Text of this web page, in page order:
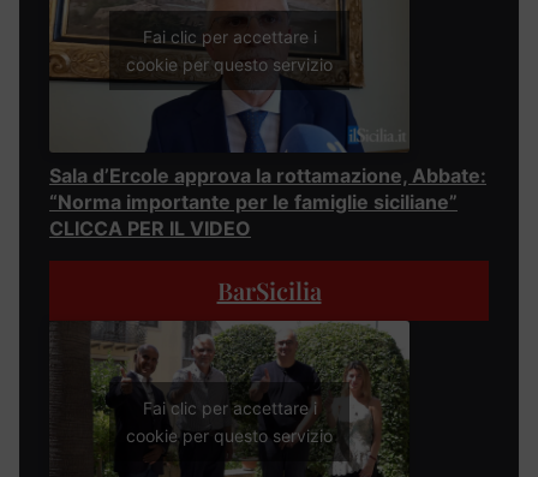
Fai clic per accettare i
cookie per questo servizio
Sala d’Ercole approva la rottamazione, Abbate:
“Norma importante per le famiglie siciliane”
CLICCA PER IL VIDEO
BarSicilia
Fai clic per accettare i
cookie per questo servizio